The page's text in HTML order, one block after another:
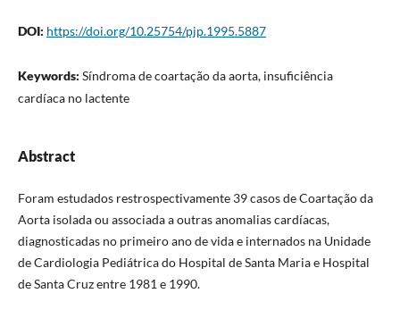
DOI: https://doi.org/10.25754/pjp.1995.5887
Keywords: Síndroma de coartação da aorta, insuficiência
cardíaca no lactente
Abstract
Foram estudados restrospectivamente 39 casos de Coartação da
Aorta isolada ou associada a outras anomalias cardíacas,
diagnosticadas no primeiro ano de vida e internados na Unidade
de Cardiologia Pediátrica do Hospital de Santa Maria e Hospital
de Santa Cruz entre 1981 e 1990.